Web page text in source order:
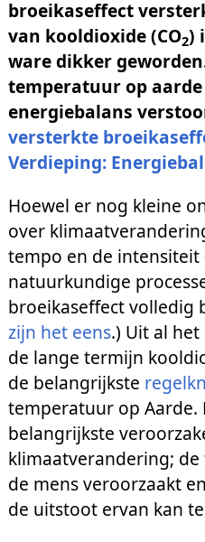
broeikaseffect
van kooldioxide (CO2)
ware dikker
temperatuur op aarde
energiebalans
versterkte
Verdieping:
Hoewel er nog kleine
over
tempo en de
natuurkundige
broeikaseffect volledig
zijn het eens.) Uit al
de lange termijn
de belangrijkste
temperatuur op Aarde.
belangrijkste
klimaatverandering;
de mens veroorzaakt
de uitstoot ervan kan